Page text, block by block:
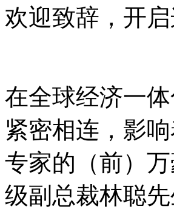
欢迎致辞，开
在全球经济一
紧密相连，影
专家的（前）
级副总裁林聪